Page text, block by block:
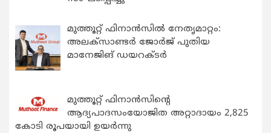
മുത്തൂറ്റ് ഫിനാൻസിൽ നേതൃമാറ്റം:
അലക്സാണ്ടർ ജോർജ് പുതിയ
മാനേജിങ് ഡയറക്ടർ
മുത്തൂറ്റ് ഫിനാൻസിന്റെ
ആദ്യപാദസംയോജിത അറ്റാദായം 2,825
കോടി രൂപയായി ഉയർന്നു